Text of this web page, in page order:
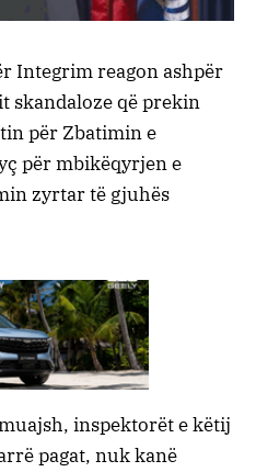
Integrim reagon ashpër
skandaloze që prekin
për Zbatimin e
për mbikëqyrjen e
zyrtar të gjuhës
inspektorët e këtij
pagat, nuk kanë